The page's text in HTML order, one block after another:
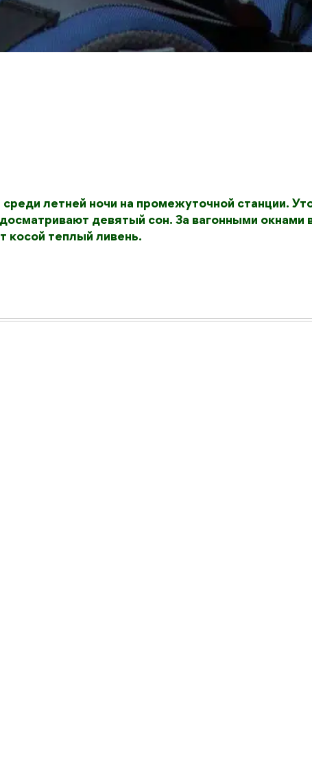
среди летней ночи на промежуточной станции.
девятый сон. За вагонными окнами
косой теплый ливень.